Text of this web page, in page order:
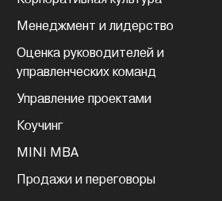
Менеджмент и лидерство
Оценка руководителей и
управленческих команд
Управление проектами
Коучинг
MINI MBA
Продажи и переговоры